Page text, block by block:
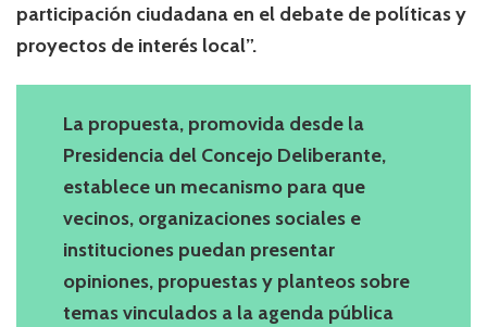
participación ciudadana en el debate de políticas y
proyectos de interés local”.
La propuesta, promovida desde la
Presidencia del Concejo Deliberante,
establece un mecanismo para que
vecinos, organizaciones sociales e
instituciones puedan presentar
opiniones, propuestas y planteos sobre
temas vinculados a la agenda pública